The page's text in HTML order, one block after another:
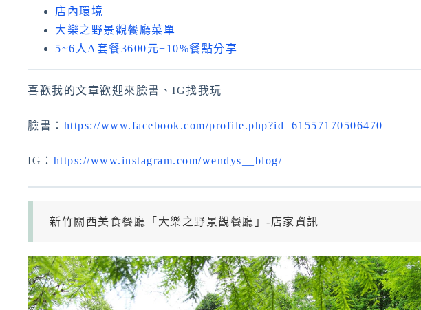
店內環境
大樂之野景觀餐廳菜單
5~6人A套餐3600元+10%餐點分享
喜歡我的文章歡迎來臉書、IG找我玩
臉書： https://www.facebook.com/profile.php?id=61557170506470
IG： https://www.instagram.com/wendys__blog/
新竹關西美食餐廳「大樂之野景觀餐廳」-店家資訊